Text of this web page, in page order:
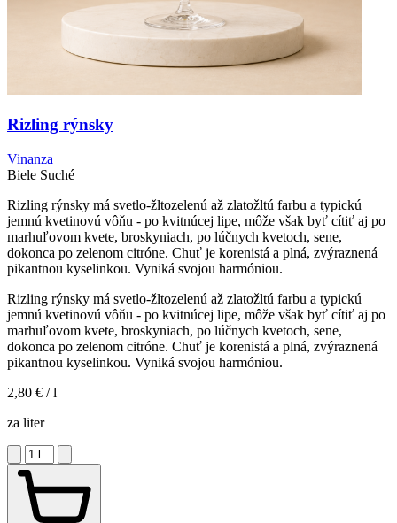
Rizling rýnsky
Vinanza
Biele Suché
Rizling rýnsky má svetlo-žltozelenú až zlatožltú farbu a typickú
jemnú kvetinovú vôňu - po kvitnúcej lipe, môže však byť cítiť aj po
marhuľovom kvete, broskyniach, po lúčnych kvetoch, sene,
dokonca po zelenom citróne. Chuť je korenistá a plná, zvýraznená
pikantnou kyselinkou. Vyniká svojou harmóniou.
Rizling rýnsky má svetlo-žltozelenú až zlatožltú farbu a typickú
jemnú kvetinovú vôňu - po kvitnúcej lipe, môže však byť cítiť aj po
marhuľovom kvete, broskyniach, po lúčnych kvetoch, sene,
dokonca po zelenom citróne. Chuť je korenistá a plná, zvýraznená
pikantnou kyselinkou. Vyniká svojou harmóniou.
2,80 € / l
za liter